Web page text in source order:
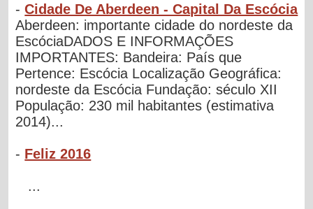
-Cidade De Aberdeen - Capital Da Escócia
Aberdeen: importante cidade do nordeste da
EscóciaDADOS E INFORMAÇÕES
IMPORTANTES: Bandeira: País que
Pertence: Escócia Localização Geográfica:
nordeste da Escócia Fundação: século XII
População: 230 mil habitantes (estimativa
2014)...
- Feliz 2016
...